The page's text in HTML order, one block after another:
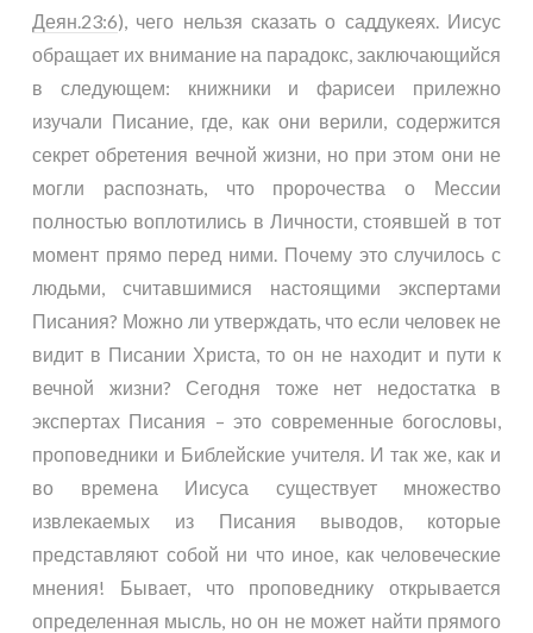
Деян.23:6), чего нельзя сказать о саддукеях. Иисус
обращает их внимание на парадокс, заключающийся
в следующем: книжники и фарисеи прилежно
изучали Писание, где, как они верили, содержится
секрет обретения вечной жизни, но при этом они не
могли распознать, что пророчества о Мессии
полностью воплотились в Личности, стоявшей в тот
момент прямо перед ними. Почему это случилось с
людьми, считавшимися настоящими экспертами
Писания? Можно ли утверждать, что если человек не
видит в Писании Христа, то он не находит и пути к
вечной жизни? Сегодня тоже нет недостатка в
экспертах Писания – это современные богословы,
проповедники и Библейские учителя. И так же, как и
во времена Иисуса существует множество
извлекаемых из Писания выводов, которые
представляют собой ни что иное, как человеческие
мнения! Бывает, что проповеднику открывается
определенная мысль, но он не может найти прямого